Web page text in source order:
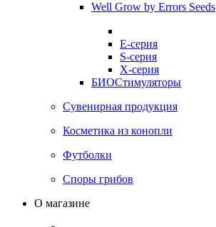
Well Grow by Errors Seeds
E-серия
S-серия
X-серия
БИОСтимуляторы
Сувенирная продукция
Косметика из конопли
Футболки
Споры грибов
О магазине